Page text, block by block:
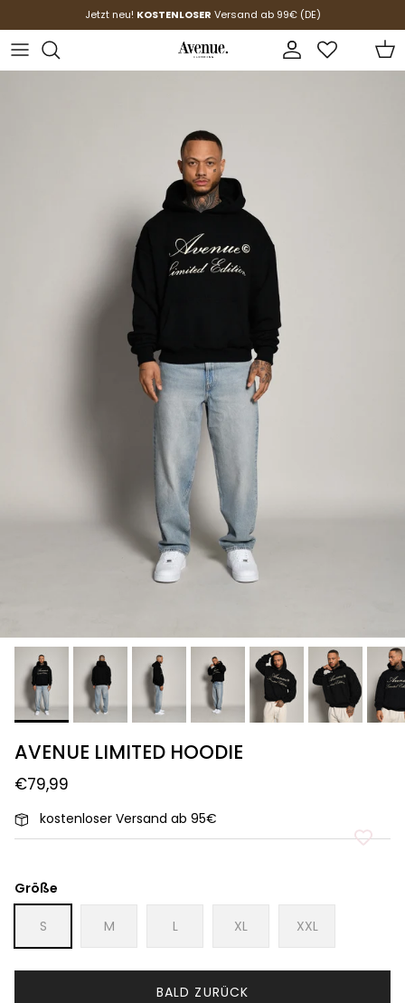
Direkt zum InhaltJetzt neu! KOSTENLOSER Versand ab 99€ (DE)
Konto
AVENUE LIMITED HOODIE
€79,99
kostenloser Versand ab 95€
Größe
S M L XL XXL
BALD ZURÜCK